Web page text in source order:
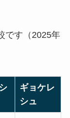
です（2025年
ギョケレ
シュ